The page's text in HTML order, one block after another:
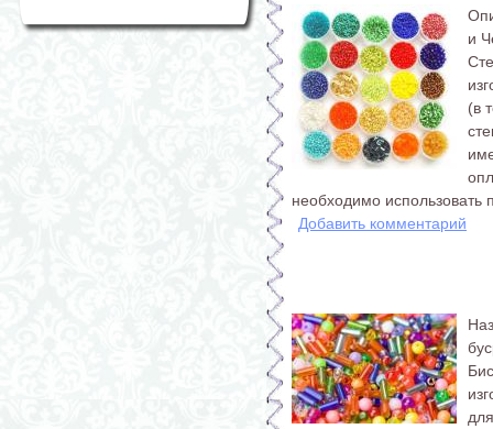
и
(в
необходимо использовать
Добавить комментарий